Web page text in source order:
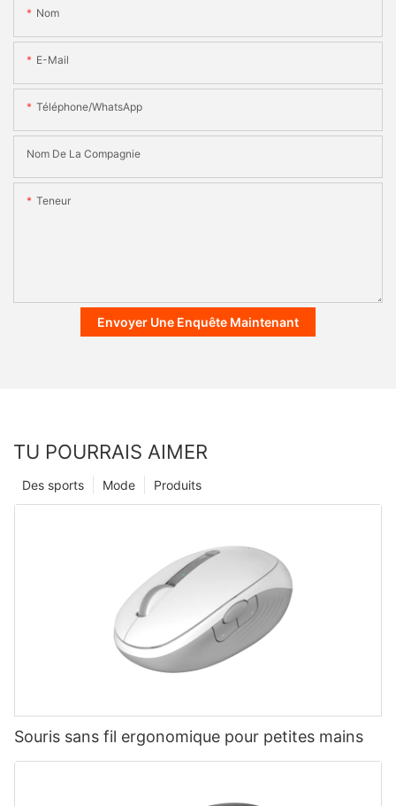
Nom
E-Mail
Téléphone/WhatsApp
Nom De La Compagnie
Teneur
Envoyer Une Enquête Maintenant
TU POURRAIS AIMER
Produits
Mode
Des sports
Souris sans fil ergonomique pour petites mains